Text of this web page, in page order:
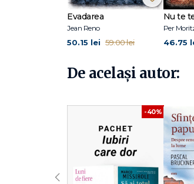
Evadarea
Jean Reno
50.15 lei 59.00 lei
Nu te
Per
46.75
De același autor:
-40%
‹